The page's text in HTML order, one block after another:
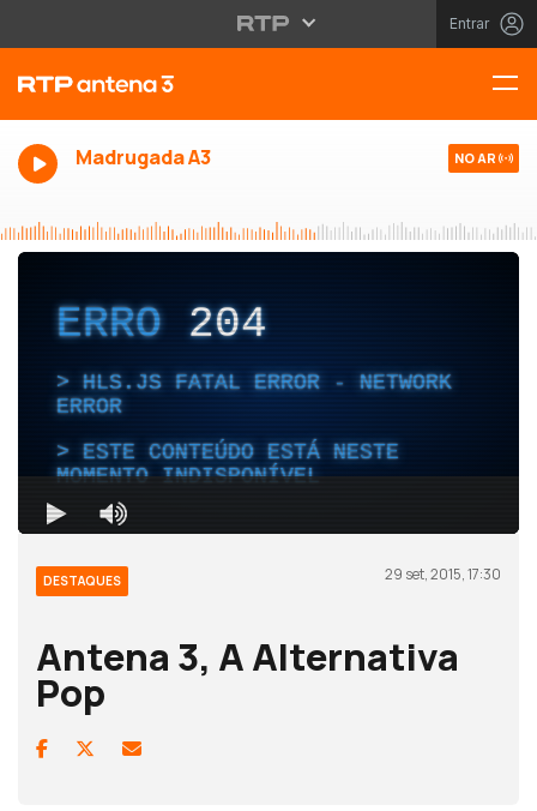
Entrar
Madrugada A3 NO AR
DESTAQUES 29 set, 2015, 17:30
Antena 3, A Alternativa
Pop